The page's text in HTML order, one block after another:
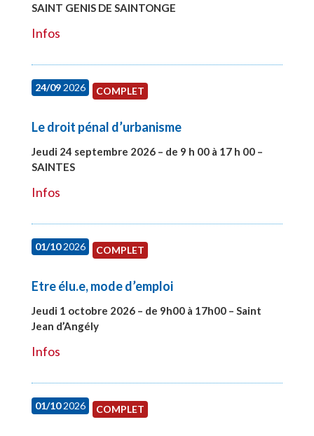
SAINT GENIS DE SAINTONGE
Infos
24/092026 COMPLET
Le droit pénal d’urbanisme
Jeudi 24 septembre 2026 – de 9 h 00 à 17 h 00 –
SAINTES
Infos
01/102026 COMPLET
Etre élu.e, mode d’emploi
Jeudi 1 octobre 2026 – de 9h00 à 17h00 – Saint
Jean d’Angély
Infos
01/102026 COMPLET